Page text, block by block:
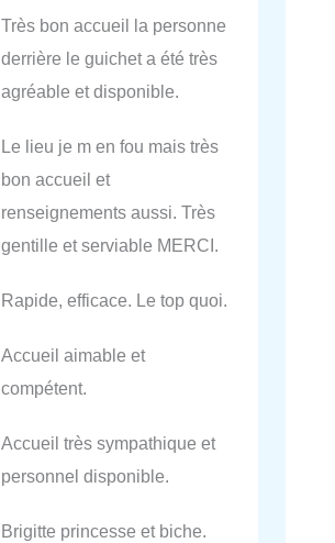
Très bon accueil la personne
derrière le guichet a été très
agréable et disponible.
Le lieu je m en fou mais très
bon accueil et
renseignements aussi. Très
gentille et serviable MERCI.
Rapide, efficace. Le top quoi.
Accueil aimable et
compétent.
Accueil très sympathique et
personnel disponible.
Brigitte princesse et biche.